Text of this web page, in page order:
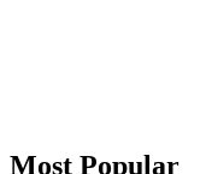
Most Popular